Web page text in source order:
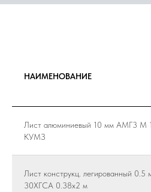
НАИМЕНОВАНИЕ
Лист алюминиевый 10 мм АМГ3 М
КУМЗ
Лист конструкц. легированный 0.5
30ХГСА 0.38х2 м